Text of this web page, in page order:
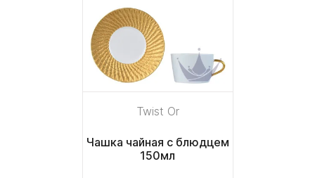
Twist Or
Чашка чайная с блюдцем
150мл